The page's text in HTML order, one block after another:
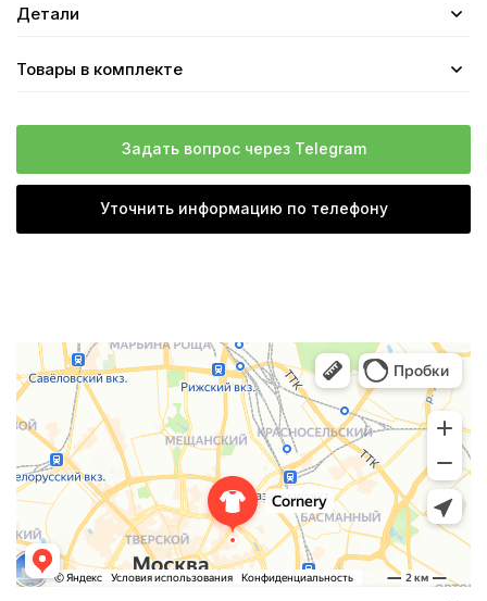
Детали
Товары в комплекте
Задать вопрос через Telegram
Уточнить информацию по телефону